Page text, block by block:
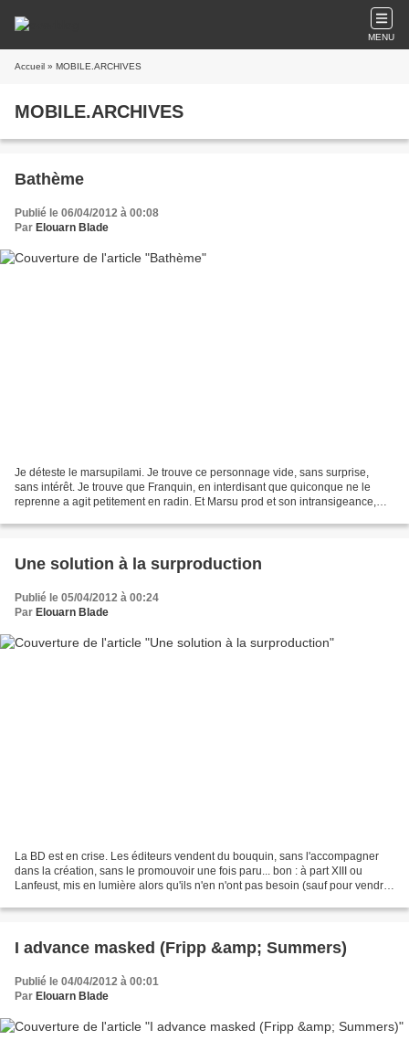
MENU
Accueil » MOBILE.ARCHIVES
MOBILE.ARCHIVES
Bathème
Publié le 06/04/2012 à 00:08
Par Elouarn Blade
Je déteste le marsupilami. Je trouve ce personnage vide, sans surprise,
sans intérêt. Je trouve que Franquin, en interdisant que quiconque ne le
reprenne a agit petitement en radin. Et Marsu prod et son intransigeance,
Une solution à la surproduction
Publié le 05/04/2012 à 00:24
Par Elouarn Blade
La BD est en crise. Les éditeurs vendent du bouquin, sans l'accompagner
dans la création, sans le promouvoir une fois paru... bon : à part XIII ou
Lanfeust, mis en lumière alors qu'ils n'en n'ont pas besoin (sauf pour vendre
I advance masked (Fripp &amp; Summers)
Publié le 04/04/2012 à 00:01
Par Elouarn Blade